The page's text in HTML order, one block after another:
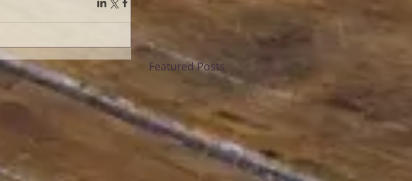
Featured Posts